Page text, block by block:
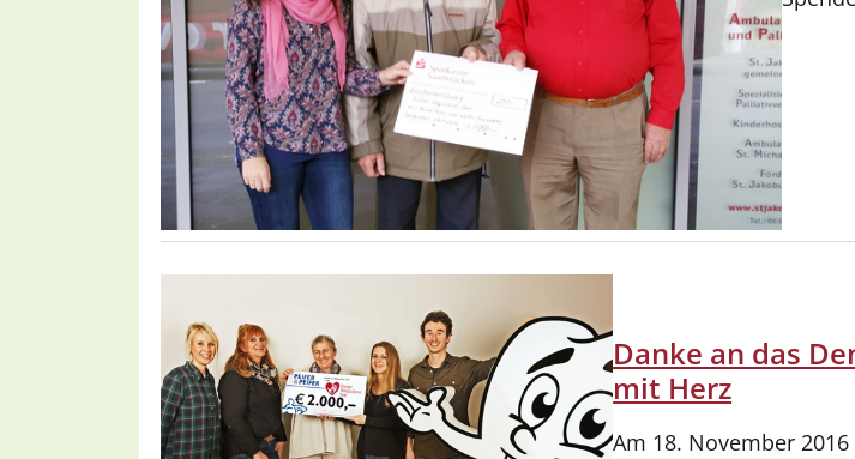
Danke an das
mit Herz
Am 18. November